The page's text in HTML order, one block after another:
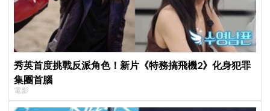
秀英首度挑戰反派角色！新片《特務搞飛機2》化身犯罪
集團首腦
電影